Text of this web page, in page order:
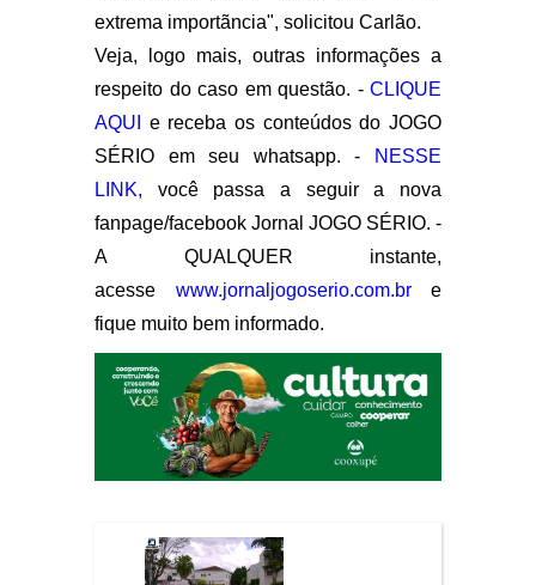
extrema importãncia", solicitou Carlão.
Veja, logo mais, outras informações a
respeito do caso em questão. - CLIQUE
AQUI
e receba os conteúdos do JOGO
SÉRIO em seu whatsapp. -
NESSE
LINK, você passa a seguir a nova
fanpage/facebook Jornal JOGO SÉRIO. -
A QUALQUER instante,
acesse www.jornaljogoserio.com.bre
fique muito bem informado.